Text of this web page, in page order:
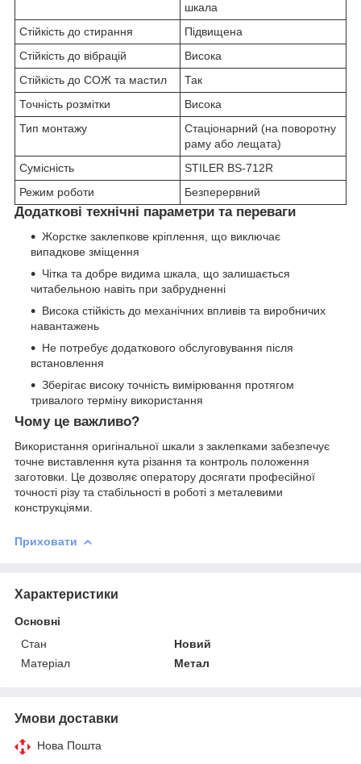
шкала
Стійкість до стирання
Підвищена
Стійкість до вібрацій
Висока
Стійкість до СОЖ та мастил
Так
Точність розмітки
Висока
Тип монтажу
Стаціонарний (на поворотну
раму або лещата)
Сумісність
STILER BS-712R
Режим роботи
Безперервний
Додаткові технічні параметри та переваги
Жорстке заклепкове кріплення, що виключає
випадкове зміщення
Чітка та добре видима шкала, що залишається
читабельною навіть при забрудненні
Висока стійкість до механічних впливів та виробничих
навантажень
Не потребує додаткового обслуговування після
встановлення
Зберігає високу точність вимірювання протягом
тривалого терміну використання
Чому це важливо?
Використання оригінальної шкали з заклепками забезпечує
точне виставлення кута різання та контроль положення
заготовки. Це дозволяє оператору досягати професійної
точності різу та стабільності в роботі з металевими
конструкціями.
Приховати
Характеристики
Основні
Стан
Новий
Матеріал
Метал
Умови доставки
Нова Пошта